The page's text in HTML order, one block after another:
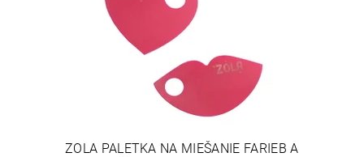
ZOLA PALETKA NA MIEŠANIE FARIEB A